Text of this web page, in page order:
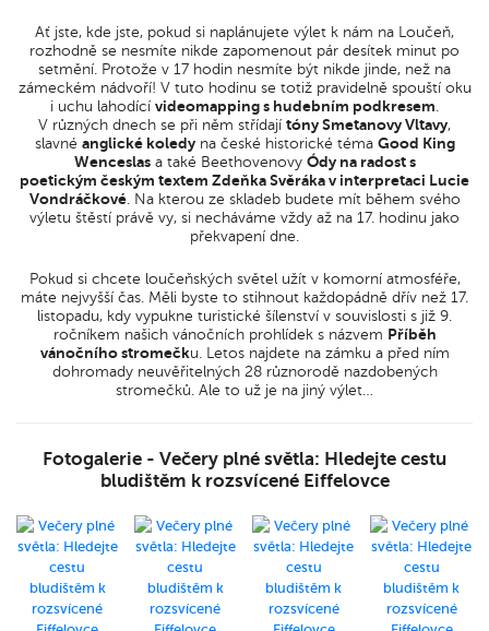
Ať jste, kde jste, pokud si naplánujete výlet k nám na Loučeň,
rozhodně se nesmíte nikde zapomenout pár desítek minut po
setmění. Protože v 17 hodin nesmíte být nikde jinde, než na
zámeckém nádvoří! V tuto hodinu se totiž pravidelně spouští oku
i uchu lahodící videomapping s hudebním podkresem.
V různých dnech se při něm střídají tóny Smetanovy Vltavy,
slavné anglické koledyna české historické téma Good King
Wenceslasa také Beethovenovy Ódy na radost s
poetickým českým textem Zdeňka Svěráka v interpretaci Lucie
Vondráčkové. Na kterou ze skladeb budete mít během svého
výletu štěstí právě vy, si necháváme vždy až na 17. hodinu jako
překvapení dne.
Pokud si chcete loučeňských světel užít v komorní atmosféře,
máte nejvyšší čas. Měli byste to stihnout každopádně dřív než 17.
listopadu, kdy vypukne turistické šílenství v souvislosti s již 9.
ročníkem našich vánočních prohlídek s názvem Příběh
vánočního stromečku. Letos najdete na zámku a před ním
dohromady neuvěřitelných 28 různorodě nazdobených
stromečků. Ale to už je na jiný výlet…
Fotogalerie - Večery plné světla: Hledejte cestu
bludištěm k rozsvícené Eiffelovce